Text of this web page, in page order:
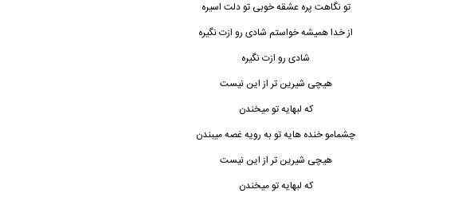
تو نگاهت پره عشقه خوبی تو دلت اسیره
از خدا همیشه خواستم شادی رو ازت نگیره
شادی رو ازت نگیره
هیچی شیرین تر از این نیست
که لبهایه تو میخندن
چشمامو خنده هایه تو به رویه غصه میبندن
هیچی شیرین تر از این نیست
که لبهایه تو میخندن